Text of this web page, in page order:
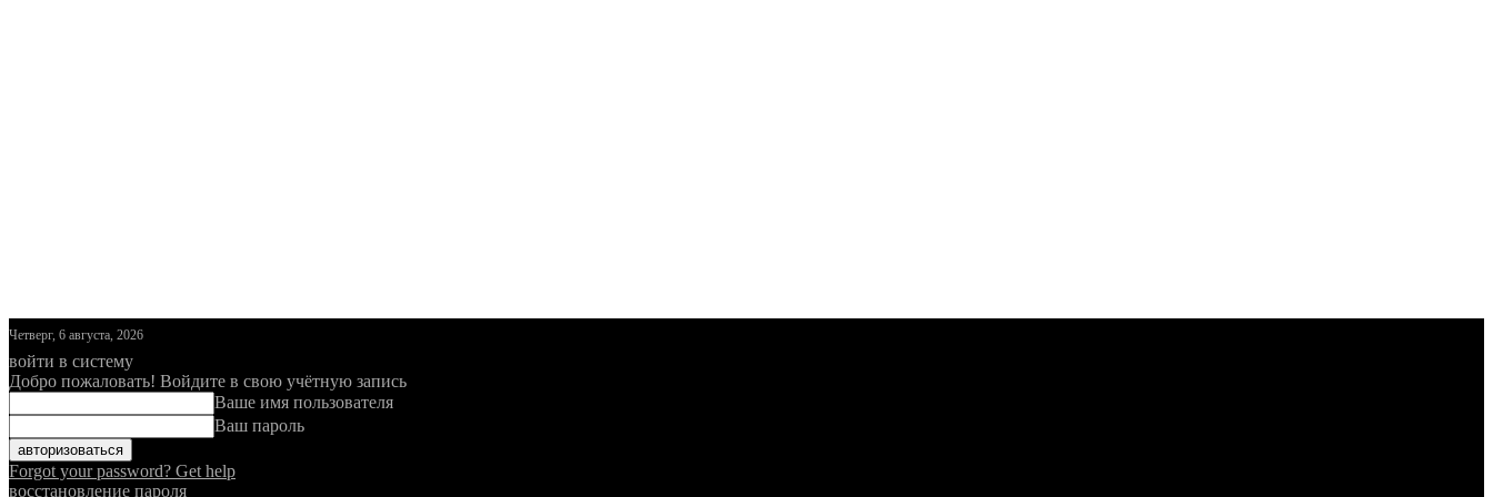
Четверг, 6 августа, 2026
войти в систему
Добро пожаловать! Войдите в свою учётную запись
Ваше имя пользователя
Ваш пароль
Forgot your password? Get help
восстановление пароля